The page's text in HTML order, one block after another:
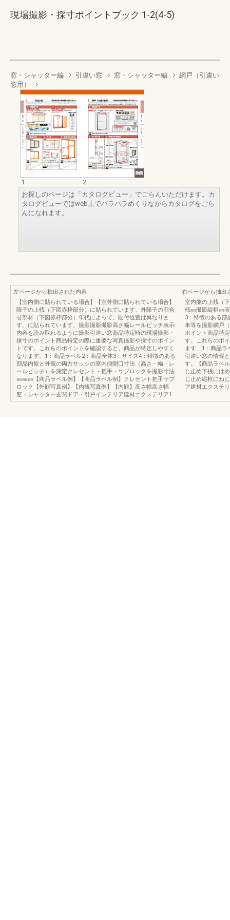
現場撮影・採寸ポイントブック 1-2(4-5)
窓・シャッター編 引違い窓 窓・シャッター編
網戸（引違い
窓用）
1
2
お探しのページは「カタログビュー」でごらんいただけます。カ
タログビューではweb上でパラパラめくりながらカタログをごら
んになれます。
左ページから抽出された内容
【室内側に貼られている場合】【室外側に貼られている場合】
障子の上桟（下図赤枠部分）に貼られています。外障子の召合
せ部材（下図赤枠部分）年代によって、貼付位置は異なりま
す。に貼られています。撮影撮影撮影高さ幅レールピッチ表示
内容を読み取れるように撮影引違い窓商品特定時の現場撮影・
採寸のポイント商品特定の際に重要な写真撮影や採寸のポイン
トです。これらのポイントを確認すると、商品が特定しやすく
なります。1：商品ラベル2：商品全体3：サイズ4：特徴のある
部品内観と外観の両方サッシの室内側開口寸法（高さ・幅・レ
ールピッチ）を測定クレセント・把手・サブロックを撮影寸法
㎜㎜㎜【商品ラベル例】【商品ラベル例】クレセント把手サブ
ロック【外観写真例】【内観写真例】【内観】高さ幅高さ幅
窓・シャッター玄関ドア・引戸インテリア建材エクステリア1
右ページから抽出
室内側の上桟（
桟㎜撮影縦框㎜
3：特徴のある部
車等を撮影網戸
ポイント商品特
す。これらのポ
ます。1：商品
引違い窓の情報
す。【商品ラベ
じ止め下桟には
じ止め縦框にね
ア建材エクステ